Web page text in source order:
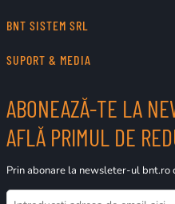
BNT SISTEM SRL
SUPORT & MEDIA
ABONEAZĂ-TE LA
AFLĂ PRIMUL DE
Prin abonare la newsleter-ul bnt.ro